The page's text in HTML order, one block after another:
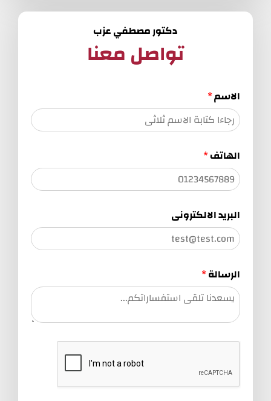
دكتور مصطفي عزب
تواصل معنا
الاسم*
الهاتف*
البريد الالكترونى
الرسالة*